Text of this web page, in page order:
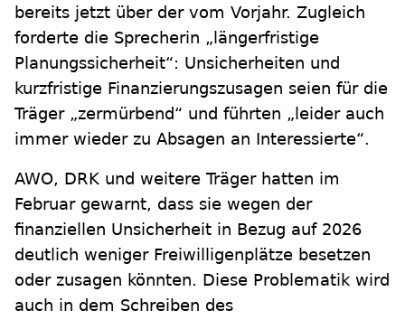
bereits jetzt über der vom Vorjahr. Zugleich
forderte die Sprecherin „längerfristige
Planungssicherheit“: Unsicherheiten und
kurzfristige Finanzierungszusagen seien für die
Träger „zermürbend“ und führten „leider auch
immer wieder zu Absagen an Interessierte“.
AWO, DRK und weitere Träger hatten im
Februar gewarnt, dass sie wegen der
finanziellen Unsicherheit in Bezug auf 2026
deutlich weniger Freiwilligenplätze besetzen
oder zusagen könnten. Diese Problematik wird
auch in dem Schreiben des